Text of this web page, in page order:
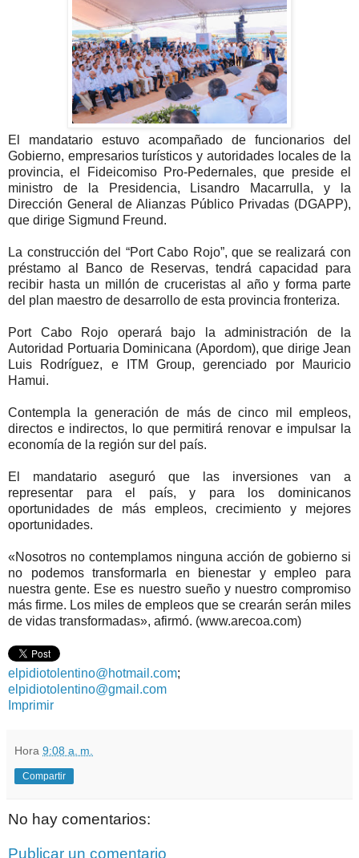
El mandatario estuvo acompañado de funcionarios del
Gobierno, empresarios turísticos y autoridades locales de la
provincia, el Fideicomiso Pro-Pedernales, que preside el
ministro de la Presidencia, Lisandro Macarrulla, y la
Dirección General de Alianzas Público Privadas (DGAPP),
que dirige Sigmund Freund.
La construcción del “Port Cabo Rojo”, que se realizará con
préstamo al Banco de Reservas, tendrá capacidad para
recibir hasta un millón de cruceristas al año y forma parte
del plan maestro de desarrollo de esta provincia fronteriza.
Port Cabo Rojo operará bajo la administración de la
Autoridad Portuaria Dominicana (Apordom), que dirige Jean
Luis Rodríguez, e ITM Group, gerenciado por Mauricio
Hamui.
Contempla la generación de más de cinco mil empleos,
directos e indirectos, lo que permitirá renovar e impulsar la
economía de la región sur del país.
El mandatario aseguró que las inversiones van a
representar para el país, y para los dominicanos
oportunidades de más empleos, crecimiento y mejores
oportunidades.
«Nosotros no contemplamos ninguna acción de gobierno si
no podemos transformarla en bienestar y empleo para
nuestra gente. Ese es nuestro sueño y nuestro compromiso
más firme. Los miles de empleos que se crearán serán miles
de vidas transformadas», afirmó. (www.arecoa.com)
elpidiotolentino@hotmail.com;
elpidiotolentino@gmail.com
Imprimir
Hora 9:08 a. m.
Compartir
No hay comentarios:
Publicar un comentario